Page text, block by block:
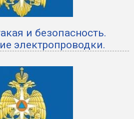
и безопасность.
электропроводки.